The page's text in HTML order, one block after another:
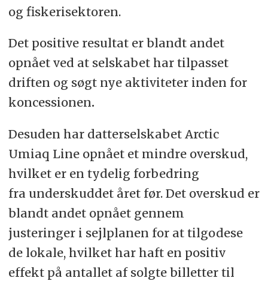
og fiskerisektoren.
Det positive resultat er blandt andet
opnået ved at selskabet har tilpasset
driften og søgt nye aktiviteter inden for
koncessionen.
Desuden har datterselskabet Arctic
Umiaq Line opnået et mindre overskud,
hvilket er en tydelig forbedring
fraunderskuddet året før. Det overskud er
blandt andet opnået gennem
justeringeri sejlplanen for at tilgodese
de lokale, hvilket har haft en positiv
effekt på antallet af solgte billetter til